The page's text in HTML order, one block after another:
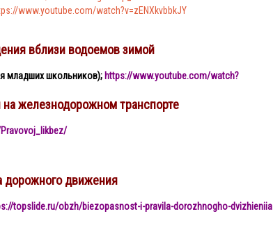
www.youtube.com/watch?v=zENXkvbbkJY
вблизи водоемов зимой
младших школьников); https://www.youtube.com/watch?
железнодорожном транспорте
дорожного движения
topslide.ru/obzh/biezopasnost-i-pravila-dorozhnogho-dvizhieniia